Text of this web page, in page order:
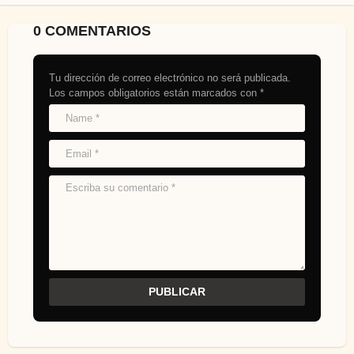
0 COMENTARIOS
Tu dirección de correo electrónico no será publicada.
Los campos obligatorios están marcados con *